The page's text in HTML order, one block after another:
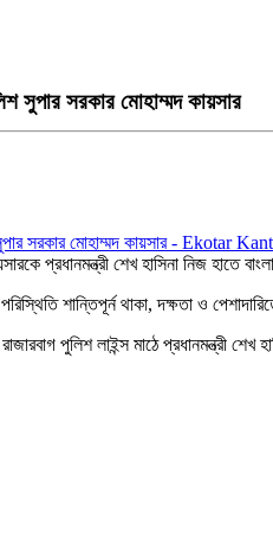
সুপার সরকার মোহাম্মদ কায়সার
প্রধানমন্ত্রী শেখ হাসিনা নিজ হাতে
শান্তিপূর্ন থাকা, দক্ষতা ও
পুলিশ লাইন্স মাঠে প্রধানমন্ত্রী